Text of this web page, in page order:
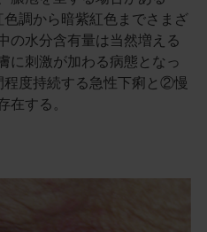
調から暗紫紅色までさまざ
の水分含有量は当然増える
に刺激が加わる病態となっ
度持続する急性下痢と②慢
する。